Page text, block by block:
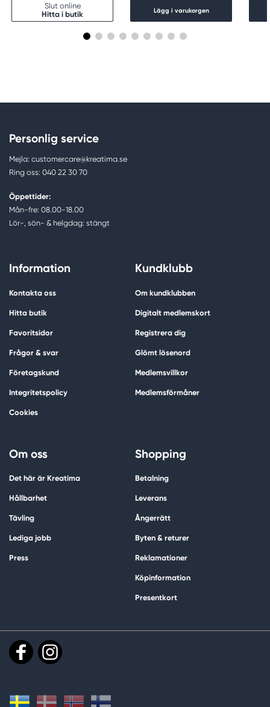
Slut online
Hitta i butik
Lägg i varukorgen
Personlig service
Mejla: customercare@kreatima.se
Ring oss: 040 22 30 70
Öppettider:
Mån-fre: 08.00-18.00
Lör-, sön- & helgdag: stängt
Information
Kontakta oss
Hitta butik
Favoritsidor
Frågor & svar
Företagskund
Integritetspolicy
Cookies
Kundklubb
Om kundklubben
Digitalt medlemskort
Registrera dig
Glömt lösenord
Medlemsvillkor
Medlemsförmåner
Om oss
Det här är Kreatima
Hållbarhet
Tävling
Lediga jobb
Press
Shopping
Betalning
Leverans
Ångerrätt
Byten & returer
Reklamationer
Köpinformation
Presentkort